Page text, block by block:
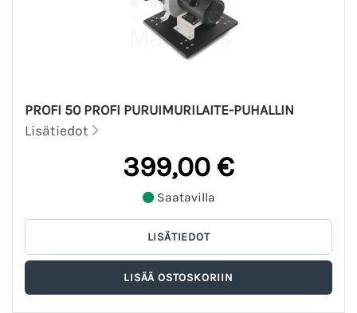
PROFI 50 PROFI PURUIMURILAITE-PUHALLIN
Lisätiedot
399,00 €
Saatavilla